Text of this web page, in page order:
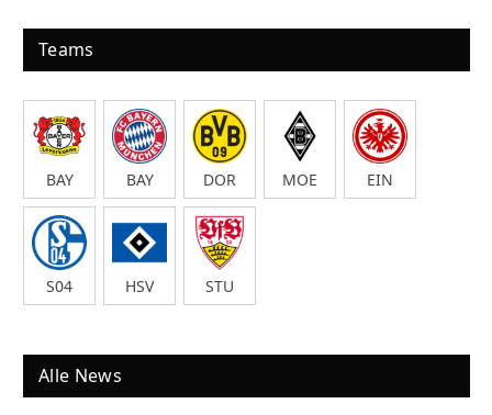
Teams
BAY BAY DOR MOE EIN
S04 HSV STU
Alle News